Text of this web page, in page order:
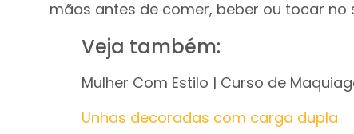
mãos antes de comer, beber ou tocar no
Veja também:
Mulher Com Estilo | Curso de
Unhas decoradas com carga dupla